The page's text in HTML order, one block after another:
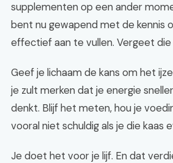
supplementen op een ander
bent nu gewapend met de kennis
effectief aan te vullen. Vergeet die
Geef je lichaam de kans om het
je zult merken dat je energie
denkt. Blijf het meten, hou je
vooral niet schuldig als je die kaas
Je doet het voor je lijf. En dat